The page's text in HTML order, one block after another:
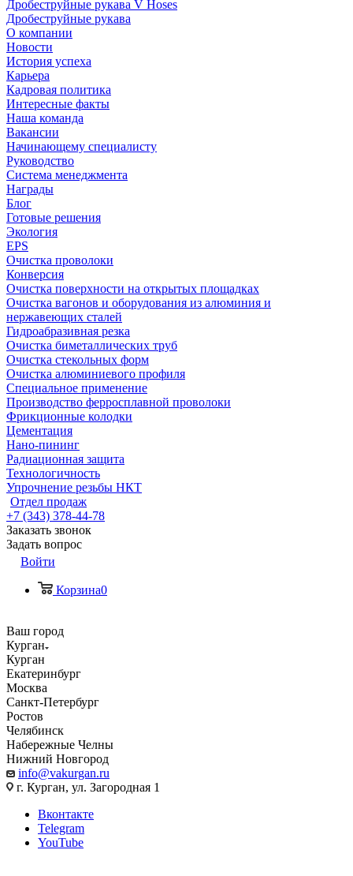
Дробеструйные рукава V Hoses
Дробеструйные рукава
О компании
Новости
История успеха
Карьера
Кадровая политика
Интересные факты
Наша команда
Вакансии
Начинающему специалисту
Руководство
Система менеджмента
Награды
Блог
Готовые решения
Экология
EPS
Очистка проволоки
Конверсия
Очистка поверхности на открытых площадках
Очистка вагонов и оборудования из алюминия и
нержавеющих сталей
Гидроабразивная резка
Очистка биметаллических труб
Очистка стекольных форм
Очистка алюминиевого профиля
Специальное применение
Производство ферросплавной проволоки
Фрикционные колодки
Цементация
Нано-пининг
Радиационная защита
Технологичность
Упрочнение резьбы НКТ
Отдел продаж
+7 (343) 378-44-78
Заказать звонок
Задать вопрос
Войти
Корзина0
Ваш город
Курган
Курган
Екатеринбург
Москва
Санкт-Петербург
Ростов
Челябинск
Набережные Челны
Нижний Новгород
info@vakurgan.ru
г. Курган, ул. Загородная 1
Вконтакте
Telegram
YouTube